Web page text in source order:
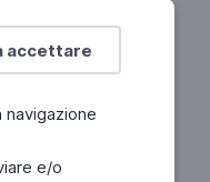
accettare
e/o